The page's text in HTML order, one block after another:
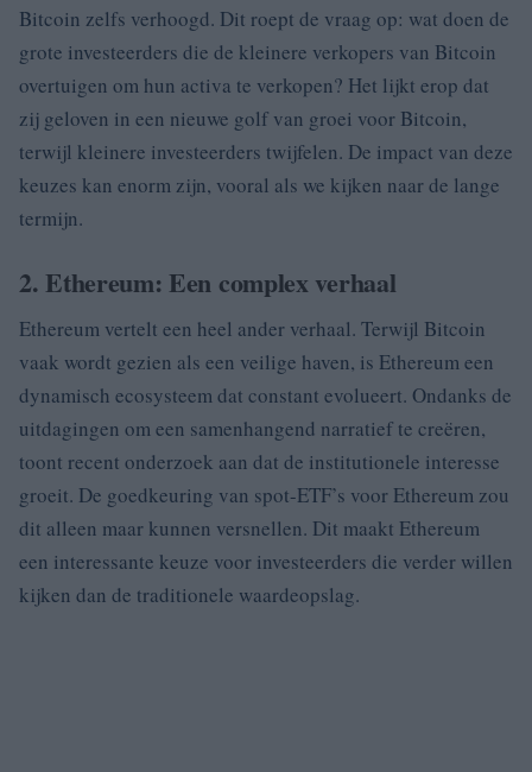
Bitcoin zelfs verhoogd. Dit roept de vraag op: wat doen de
grote investeerders die de kleinere verkopers van Bitcoin
overtuigen om hun activa te verkopen? Het lijkt erop dat
zij geloven in een nieuwe golf van groei voor Bitcoin,
terwijl kleinere investeerders twijfelen. De impact van deze
keuzes kan enorm zijn, vooral als we kijken naar de lange
termijn.
2. Ethereum: Een complex verhaal
Ethereum vertelt een heel ander verhaal. Terwijl Bitcoin
vaak wordt gezien als een veilige haven, is Ethereum een
dynamisch ecosysteem dat constant evolueert. Ondanks de
uitdagingen om een samenhangend narratief te creëren,
toont recent onderzoek aan dat de institutionele interesse
groeit. De goedkeuring van spot-ETF’s voor Ethereum zou
dit alleen maar kunnen versnellen. Dit maakt Ethereum
een interessante keuze voor investeerders die verder willen
kijken dan de traditionele waardeopslag.